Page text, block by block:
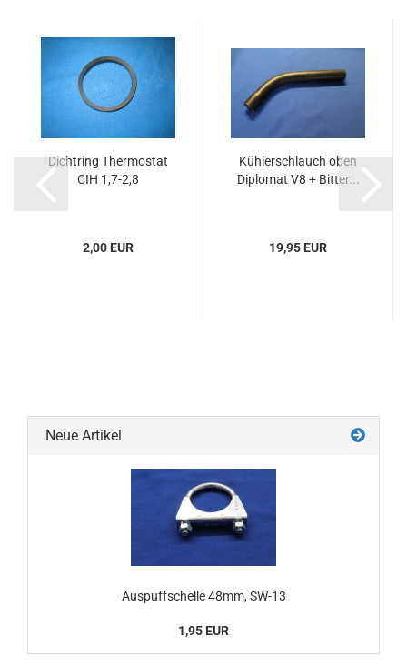
Dichtring Thermostat
CIH 1,7-2,8
2,00 EUR
Kühlerschlauch oben
Diplomat V8 + Bitter...
19,95 EUR
Neue Artikel
Auspuffschelle 48mm, SW-13
1,95 EUR